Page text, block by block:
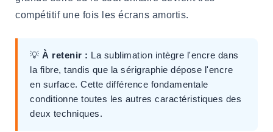
compétitif une fois les écrans amortis.
💡 À retenir : La sublimation intègre l'encre dans
la fibre, tandis que la sérigraphie dépose l'encre
en surface. Cette différence fondamentale
conditionne toutes les autres caractéristiques des
deux techniques.